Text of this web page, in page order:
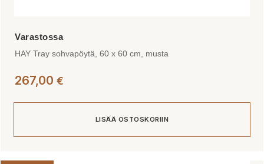
HAY Tray sohvapöytä, 60 x 60 cm, musta
267,00 €
LISÄÄ OSTOSKORIIN